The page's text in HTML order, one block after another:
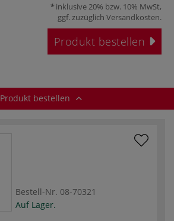
inklusive 20% bzw. 10% MwSt,
ggf. zuzüglich Versandkosten.
Produkt bestellen
Produkt bestellen
Bestell-Nr. 08-70321
Auf Lager.